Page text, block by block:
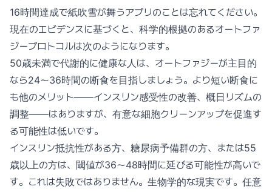
16時間達成で紙吹雪が舞うアプリのことは忘れてください。
現在のエビデンスに基づくと、科学的根拠のあるオートファ
ジープロトコルは次のようになります。
50歳未満で代謝的に健康な人は、オートファジーが主目的
なら24〜36時間の断食を目指しましょう。より短い断食に
も他のメリット——インスリン感受性の改善、概日リズムの
調整——はありますが、有意な細胞クリーンアップを促進す
る可能性は低いです。
インスリン抵抗性がある方、糖尿病予備群の方、または55
歳以上の方は、閾値が36〜48時間に延びる可能性が高いで
す。これは失敗ではありません。生物学的な現実です。任意